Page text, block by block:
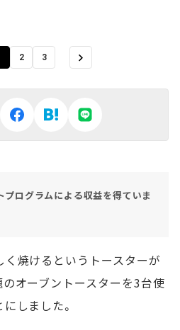
2 3
ログラムによる収益を得ていま
焼けるというトースターが
オーブントースターを3台使
しました。